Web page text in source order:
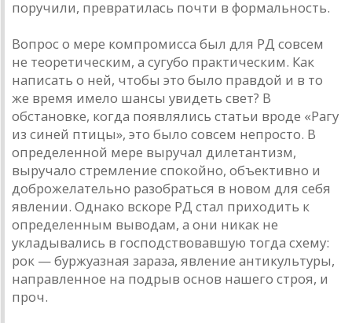
поручили, превратилась почти в формальность.
Вопрос о мере компромисса был для РД совсем
не теоретическим, а сугубо практическим. Как
написать о ней, чтобы это было правдой и в то
же время имело шансы увидеть свет? В
обстановке, когда появлялись статьи вроде «Рагу
из синей птицы», это было совсем непросто. В
определенной мере выручал дилетантизм,
выручало стремление спокойно, объективно и
доброжелательно разобраться в новом для себя
явлении. Однако вскоре РД стал приходить к
определенным выводам, а они никак не
укладывались в господствовавшую тогда схему:
рок — буржуазная зараза, явление антикультуры,
направленное на подрыв основ нашего строя, и
проч.